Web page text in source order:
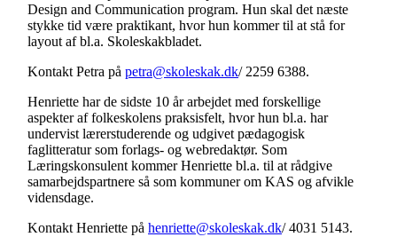
Design and Communication program. Hun skal det næste
stykke tid være praktikant, hvor hun kommer til at stå for
layout af bl.a. Skoleskakbladet.
Kontakt Petra på petra@skoleskak.dk/ 2259 6388.
Henriette har de sidste 10 år arbejdet med forskellige
aspekter af folkeskolens praksisfelt, hvor hun bl.a. har
undervist lærerstuderende og udgivet pædagogisk
faglitteratur som forlags- og webredaktør. Som
Læringskonsulent kommer Henriette bl.a. til at rådgive
samarbejdspartnere så som kommuner om KAS og afvikle
vidensdage.
Kontakt Henriette på henriette@skoleskak.dk/ 4031 5143.